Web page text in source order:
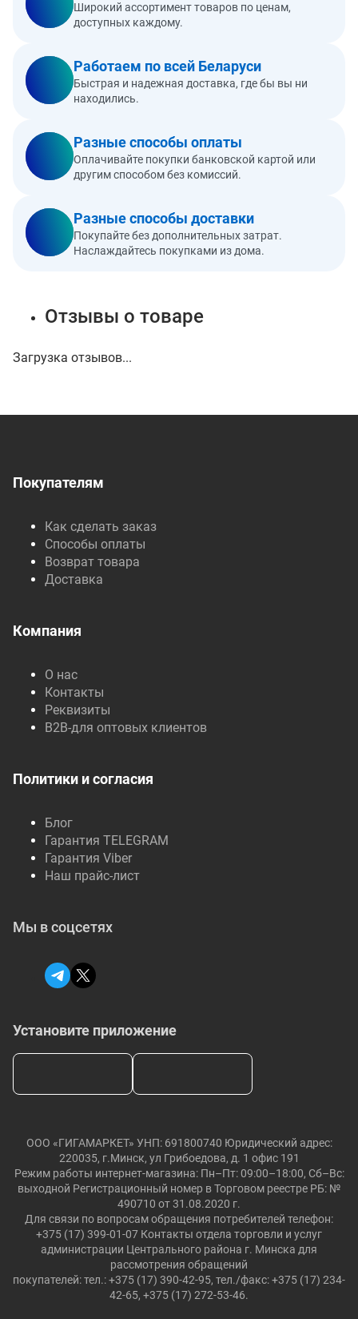
Широкий ассортимент товаров по ценам,
доступных каждому.
Работаем по всей Беларуси
Быстрая и надежная доставка, где бы вы ни
находились.
Разные способы оплаты
Оплачивайте покупки банковской картой или
другим способом без комиссий.
Разные способы доставки
Покупайте без дополнительных затрат.
Наслаждайтесь покупками из дома.
Отзывы о товаре
Загрузка отзывов...
Покупателям
Как сделать заказ
Способы оплаты
Возврат товара
Доставка
Компания
О нас
Контакты
Реквизиты
B2B-для оптовых клиентов
Политики и согласия
Блог
Гарантия TELEGRAM
Гарантия Viber
Наш прайс-лист
Установите приложение
Мы в соцсетях
ООО «ГИГАМАРКЕТ» УНП: 691800740 Юридический адрес:
220035, г.Минск, ул Грибоедова, д. 1 офис 191
Режим работы интернет-магазина: Пн–Пт: 09:00–18:00, Сб–Вс:
выходной Регистрационный номер в Торговом реестре РБ: №
490710 от 31.08.2020 г.
Для связи по вопросам обращения потребителей телефон:
+375 (17) 399-01-07 Контакты отдела торговли и услуг
администрации Центрального района г. Минска для
рассмотрения обращений
покупателей: тел.: +375 (17) 390-42-95, тел./факс: +375 (17) 234-
42-65, +375 (17) 272-53-46.